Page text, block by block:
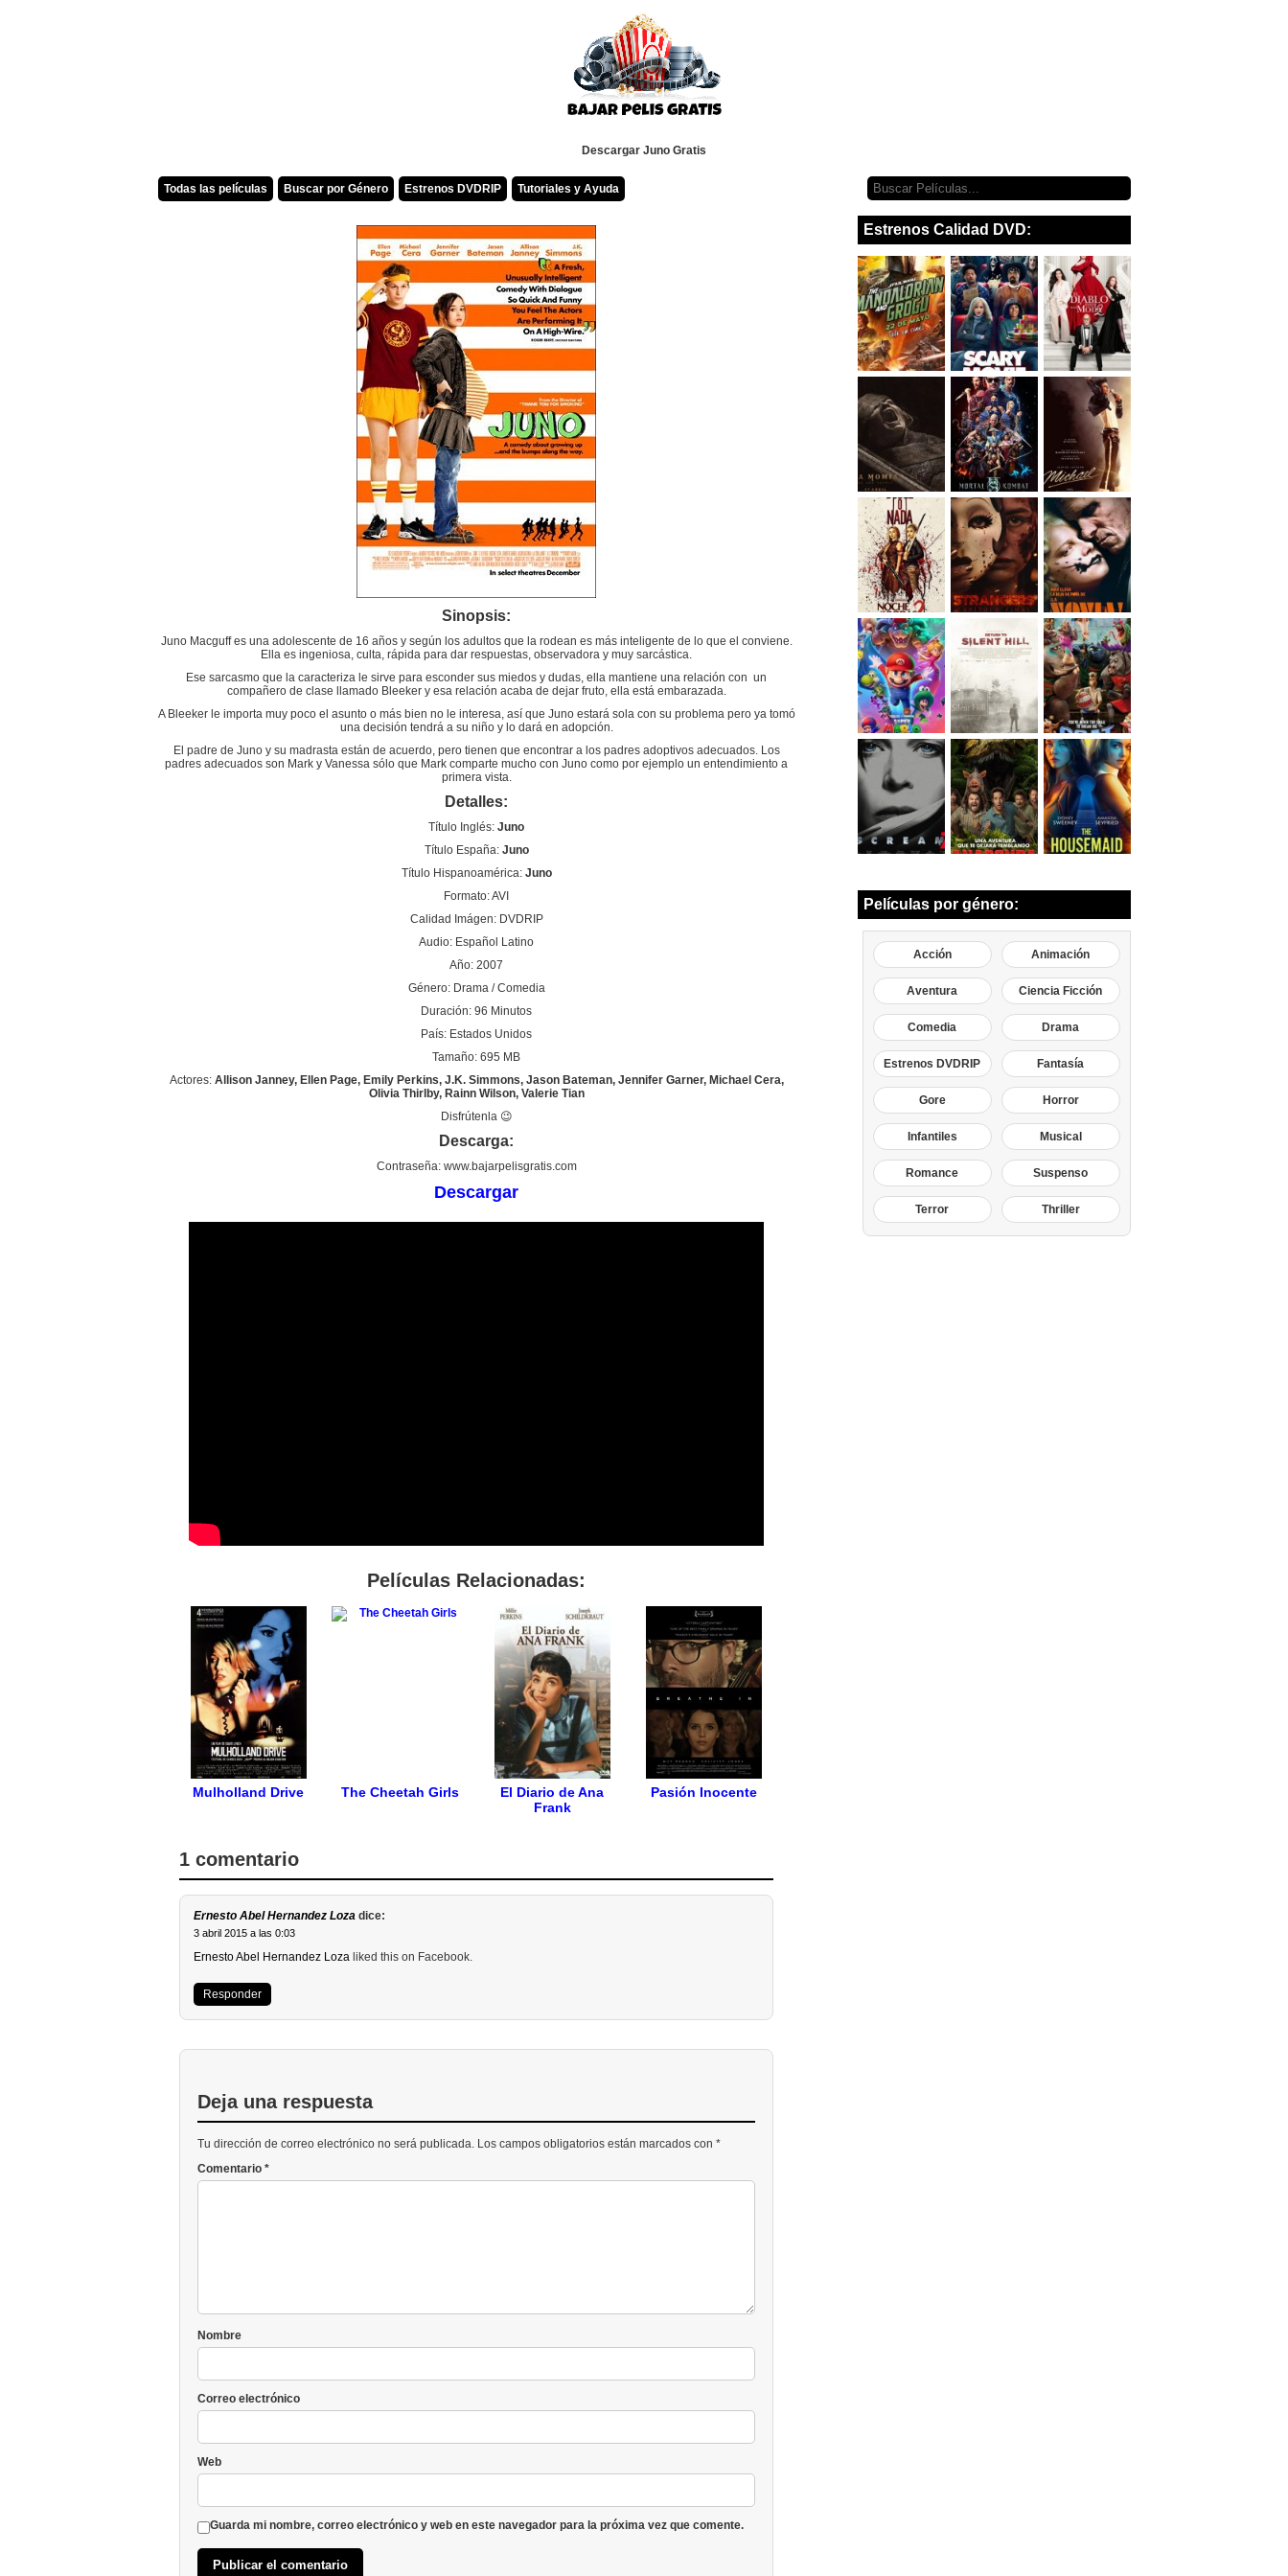
Descargar Juno Gratis
Todas las películas Buscar por Género Estrenos DVDRIP Tutoriales y Ayuda
Sinopsis:
Juno Macguff es una adolescente de 16 años y según los adultos que la rodean es más inteligente de lo que el conviene.
Ella es ingeniosa, culta, rápida para dar respuestas, observadora y muy sarcástica.
Ese sarcasmo que la caracteriza le sirve para esconder sus miedos y dudas, ella mantiene una relación con un
compañero de clase llamado Bleeker y esa relación acaba de dejar fruto, ella está embarazada.
A Bleeker le importa muy poco el asunto o más bien no le interesa, así que Juno estará sola con su problema pero ya tomó
una decisión tendrá a su niño y lo dará en adopción.
El padre de Juno y su madrasta están de acuerdo, pero tienen que encontrar a los padres adoptivos adecuados. Los
padres adecuados son Mark y Vanessa sólo que Mark comparte mucho con Juno como por ejemplo un entendimiento a
primera vista.
Detalles:
Título Inglés: Juno
Título España: Juno
Título Hispanoamérica: Juno
Formato: AVI
Calidad Imágen: DVDRIP
Audio: Español Latino
Año: 2007
Género: Drama / Comedia
Duración: 96 Minutos
País: Estados Unidos
Tamaño: 695 MB
Actores: Allison Janney, Ellen Page, Emily Perkins, J.K. Simmons, Jason Bateman, Jennifer Garner, Michael Cera,
Olivia Thirlby, Rainn Wilson, Valerie Tian
Disfrútenla 😉
Descarga:
Contraseña: www.bajarpelisgratis.com
Descargar
Películas Relacionadas:
Mulholland Drive The Cheetah Girls
El Diario de Ana
Frank
Pasión Inocente
1 comentario
Ernesto Abel Hernandez Loza dice:
3 abril 2015 a las 0:03
Ernesto Abel Hernandez Loza liked this on Facebook.
Responder
Deja una respuesta
Tu dirección de correo electrónico no será publicada. Los campos obligatorios están marcados con *
Comentario *
Nombre
Correo electrónico
Web
Guarda mi nombre, correo electrónico y web en este navegador para la próxima vez que comente.
Estrenos Calidad DVD:
Películas por género:
Acción Animación
Aventura Ciencia Ficción
Comedia Drama
Estrenos DVDRIP Fantasía
Gore Horror
Infantiles Musical
Romance Suspenso
Terror Thriller